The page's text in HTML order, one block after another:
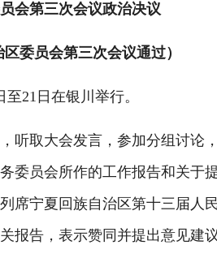
会第三次会议政治决议
委员会第三次会议通过）
21日在银川举行。
取大会发言，参加分组讨论
委员会所作的工作报告和关于
席宁夏回族自治区第十三届人
报告，表示赞同并提出意见建